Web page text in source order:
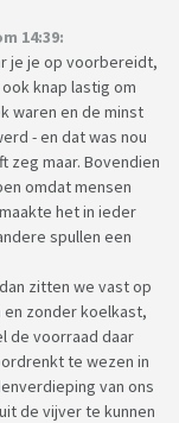
14:39:
je je op voorbereidt,
knap lastig om
waren en de minst
- en dat was nou
zeg maar. Bovendien
omdat mensen
het in ieder
spullen een
zitten we vast op
zonder koelkast,
de voorraad daar
te wezen in
van ons
de vijver te kunnen